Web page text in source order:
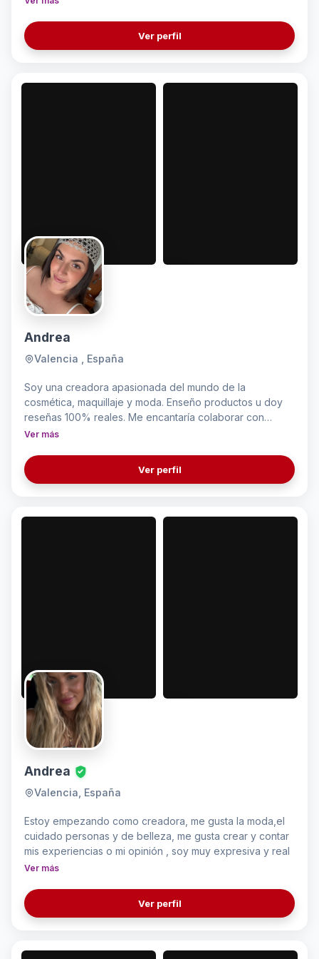
Ver perfil
Andrea
Valencia , España
Soy una creadora apasionada del mundo de la
cosmética, maquillaje y moda. Enseño productos u doy
reseñas 100% reales. Me encantaría colaborar con
marcas
Ver más
Ver perfil
Andrea
Valencia, España
Estoy empezando como creadora, me gusta la moda,el
cuidado personas y de belleza, me gusta crear y contar
mis experiencias o mi opinión , soy muy expresiva y real
Ver más
Ver perfil